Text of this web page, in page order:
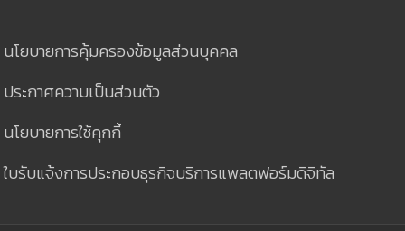
นโยบายการคุ้มครองข้อมูลส่วนบุคคล
ประกาศความเป็นส่วนตัว
นโยบายการใช้คุกกี้
ใบรับแจ้งการประกอบธุรกิจบริการแพลตฟอร์มดิจิทัล